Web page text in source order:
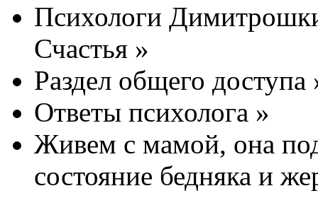
Психологи
Счастья »
Раздел общего доступа
Ответы психолога »
Живем с мамой, она
состояние бедняка и